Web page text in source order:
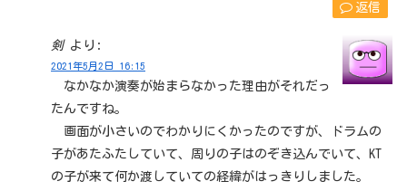
返信
剣 より:
2021年5月2日 16:15
なかなか演奏が始まらなかった理由がそれだっ
たんですね。
画面が小さいのでわかりにくかったのですが、ドラムの
子があたふたしていて、周りの子はのぞき込んでいて、KT
の子が来て何か渡していての経緯がはっきりしました。